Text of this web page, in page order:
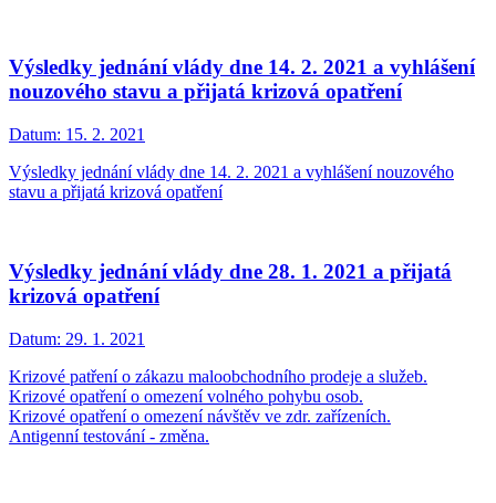
Výsledky jednání vlády dne 14. 2. 2021 a vyhlášení
nouzového stavu a přijatá krizová opatření
Datum: 15. 2. 2021
Výsledky jednání vlády dne 14. 2. 2021 a vyhlášení nouzového
stavu a přijatá krizová opatření
Výsledky jednání vlády dne 28. 1. 2021 a přijatá
krizová opatření
Datum: 29. 1. 2021
Krizové patření o zákazu maloobchodního prodeje a služeb.
Krizové opatření o omezení volného pohybu osob.
Krizové opatření o omezení návštěv ve zdr. zařízeních.
Antigenní testování - změna.